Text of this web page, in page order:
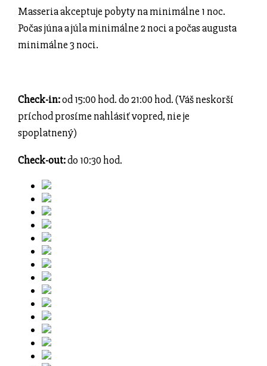
Masseria akceptuje pobyty na minimálne 1 noc.
Počas júna a júla minimálne 2 noci a počas augusta
minimálne 3 noci.
Check-in:od 15:00 hod. do 21:00 hod. (Váš neskorší
príchod prosíme nahlásiť vopred, nie je
spoplatnený)
Check-out:do 10:30 hod.